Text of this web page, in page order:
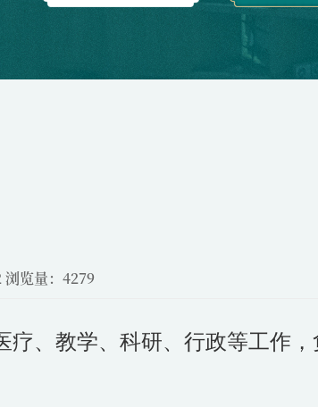
浏览量：4279
、教学、科研、行政等工作